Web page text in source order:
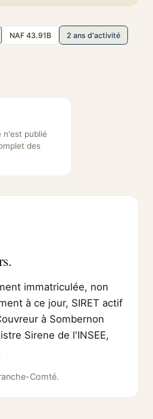
NAF 43.91B 2 ans d'activité
n'est publié
des
immatriculée, non
à ce jour, SIRET actif
à Sombernon
Sirene de l'INSEE,
Comté.